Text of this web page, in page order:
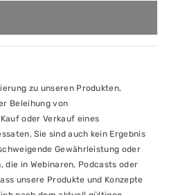
zu unseren Produkten,
Beleihung von
oder Verkauf eines
Sie sind auch kein Ergebnis
Gewährleistung oder
in Webinaren, Podcasts oder
unsere Produkte und Konzepte